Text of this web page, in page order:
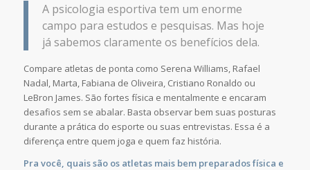
A psicologia esportiva tem um enorme
campo para estudos e pesquisas. Mas hoje
já sabemos claramente os benefícios dela.
Compare atletas de ponta como Serena Williams, Rafael
Nadal, Marta, Fabiana de Oliveira, Cristiano Ronaldo ou
LeBron James. São fortes física e mentalmente e encaram
desafios sem se abalar. Basta observar bem suas posturas
durante a prática do esporte ou suas entrevistas. Essa é a
diferença entre quem joga e quem faz história.
Pra você, quais são os atletas mais bem preparados física e